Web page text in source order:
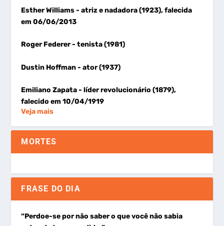
Esther Williams- atriz e nadadora (1923), falecida
em 06/06/2013
Roger Federer- tenista (1981)
Dustin Hoffman- ator (1937)
Emiliano Zapata- líder revolucionário (1879),
falecido em 10/04/1919
Veja mais
MORTES
FRASE DO DIA
“Perdoe-se por não saber o que você não sabia